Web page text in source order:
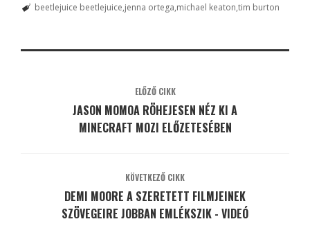
beetlejuice beetlejuice jenna ortega michael keaton tim burton
ELŐZŐ CIKK
JASON MOMOA RÖHEJESEN NÉZ KI A
MINECRAFT MOZI ELŐZETESÉBEN
KÖVETKEZŐ CIKK
DEMI MOORE A SZERETETT FILMJEINEK
SZÖVEGEIRE JOBBAN EMLÉKSZIK - VIDEÓ